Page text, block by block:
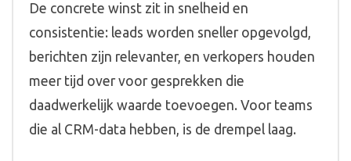
De concrete winst zit in snelheid en
consistentie: leads worden sneller opgevolgd,
berichten zijn relevanter, en verkopers houden
meer tijd over voor gesprekken die
daadwerkelijk waarde toevoegen. Voor teams
die al CRM-data hebben, is de drempel laag.